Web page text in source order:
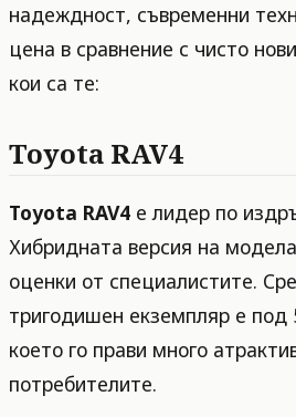
надеждност, съвременни
цена в сравнение с чисто
кои са те:
Toyota RAV4
Toyota RAV4 е лидер по
Хибридната версия на
оценки от специалистите.
тригодишен екземпляр е под
което го прави много
потребителите.